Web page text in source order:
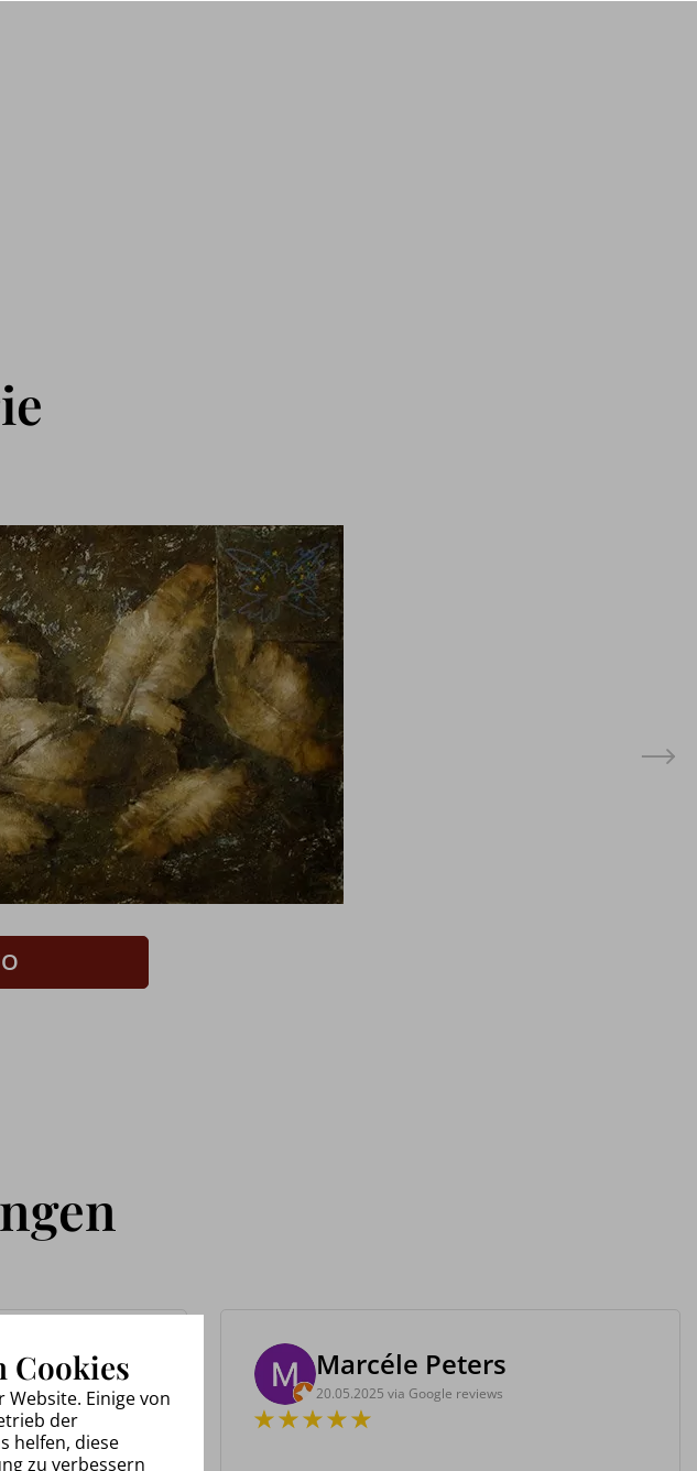
Marcéle Peters
20.05.2025 via Google reviews
Cookies
Einige von
der
helfen, diese
zu verbessern